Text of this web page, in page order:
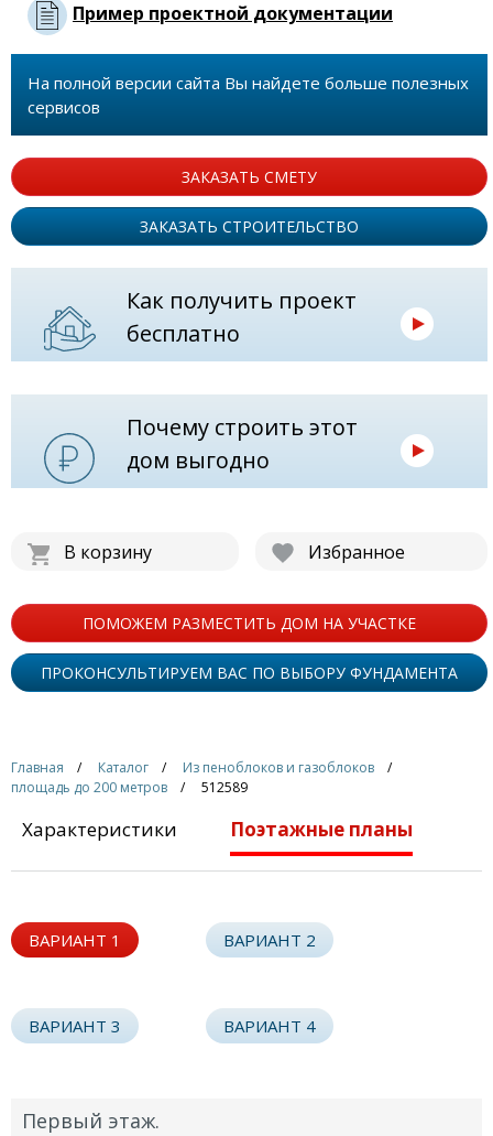
Пример проектной документации
На полной версии сайта Вы найдете больше полезных
сервисов
ЗАКАЗАТЬ СМЕТУ
ЗАКАЗАТЬ СТРОИТЕЛЬСТВО
Как получить проект
бесплатно
Почему строить этот
дом выгодно
В корзину Избранное
ПОМОЖЕМ РАЗМЕСТИТЬ ДОМ НА УЧАСТКЕ
ПРОКОНСУЛЬТИРУЕМ ВАС ПО ВЫБОРУ ФУНДАМЕНТА
Главная Каталог
Из пеноблоков и газоблоков
площадь до 200 метров
512589
Характеристики Поэтажные планы
ВАРИАНТ 1 ВАРИАНТ 2
ВАРИАНТ 3 ВАРИАНТ 4
Первый этаж.